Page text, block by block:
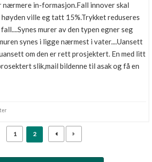
in-formasjon.Fall innover skal
ville eg tatt 15%.Trykket reduseres
murer av den typen egner seg
synes i ligge nærmest i vater....Uansett
om den er rett prosjektert. En med litt
slik,mail bildenne til asak og få en
1 2